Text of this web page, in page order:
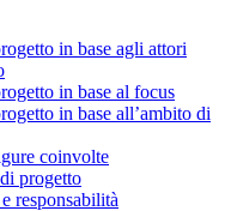
in base agli attori
in base al focus
in base all’ambito di
coinvolte
progetto
responsabilità